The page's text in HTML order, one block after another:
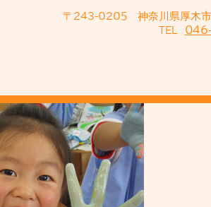
〒243-0205 神奈川県厚木
TEL